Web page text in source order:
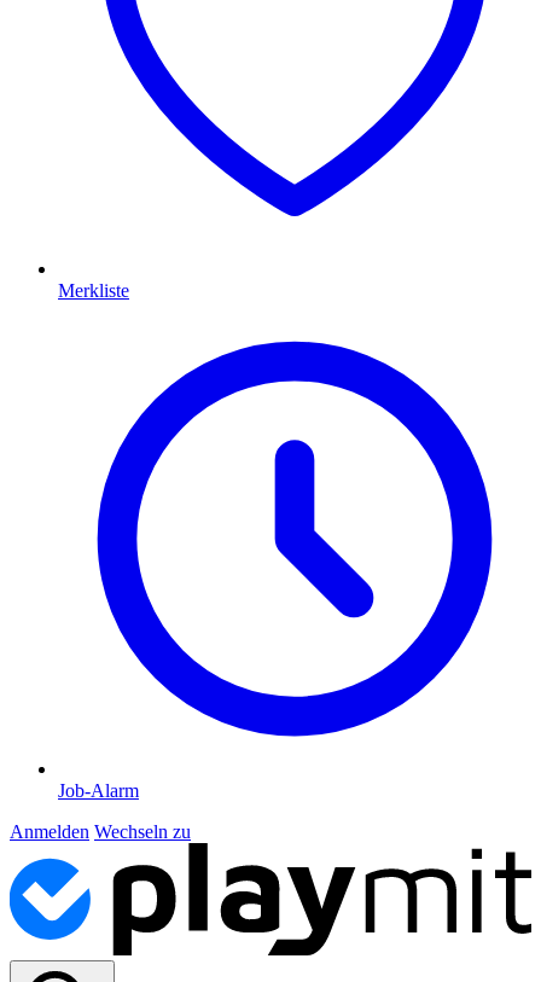
Merkliste
Job-Alarm
Anmelden Wechseln zu